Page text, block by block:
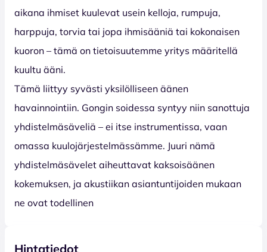
aikana ihmiset kuulevat usein kelloja, rumpuja,
harppuja, torvia tai jopa ihmisääniä tai kokonaisen
kuoron – tämä on tietoisuutemme yritys määritellä
kuultu ääni.
Tämä liittyy syvästi yksilölliseen äänen
havainnointiin. Gongin soidessa syntyy niin sanottuja
yhdistelmäsäveliä – ei itse instrumentissa, vaan
omassa kuulojärjestelmässämme. Juuri nämä
yhdistelmäsävelet aiheuttavat kaksoisäänen
kokemuksen, ja akustiikan asiantuntijoiden mukaan
ne ovat todellinen
Hintatiedot